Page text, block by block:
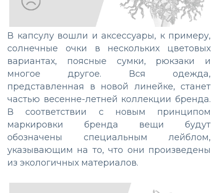
В капсулу вошли и аксессуары, к примеру,
солнечные очки в нескольких цветовых
вариантах, поясные сумки, рюкзаки и
многое другое. Вся одежда,
представленная в новой линейке, станет
частью весенне-летней коллекции бренда.
В соответствии с новым принципом
маркировки бренда вещи будут
обозначены специальным лейблом,
указывающим на то, что они произведены
из экологичных материалов.